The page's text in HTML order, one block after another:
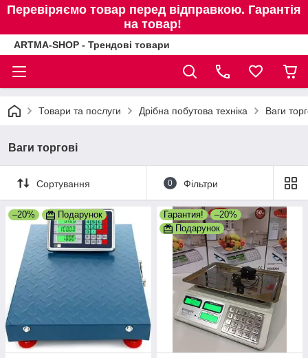
Перевіряємо товар перед відправкою. Гарантія
на товар!
ARTMA-SHOP - Трендові товари
Товари та послуги Дрібна побутова техніка Ваги
Ваги торгові
Сортування 0 Фільтри
–20% Подарунок Гарантия!
–20%
Подарунок